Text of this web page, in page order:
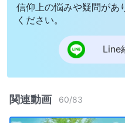
信仰上の悩みや疑問があ
ください。
Line
関連動画 60/83